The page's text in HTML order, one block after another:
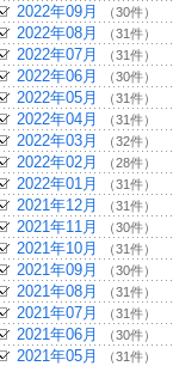
2022年09月 （30件）
2022年08月 （31件）
2022年07月 （31件）
2022年06月 （30件）
2022年05月 （31件）
2022年04月 （31件）
2022年03月 （32件）
2022年02月 （28件）
2022年01月 （31件）
2021年12月 （31件）
2021年11月 （30件）
2021年10月 （31件）
2021年09月 （30件）
2021年08月 （31件）
2021年07月 （31件）
2021年06月 （30件）
2021年05月 （31件）